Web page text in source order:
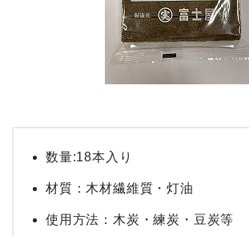
数量:18本入り
材質：木材繊維質・灯油
使用方法：木炭・練炭・豆炭等